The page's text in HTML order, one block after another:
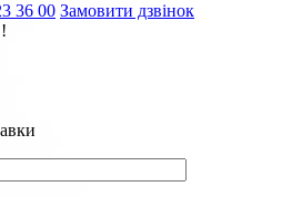
36 00 Замовити дзвінок
!